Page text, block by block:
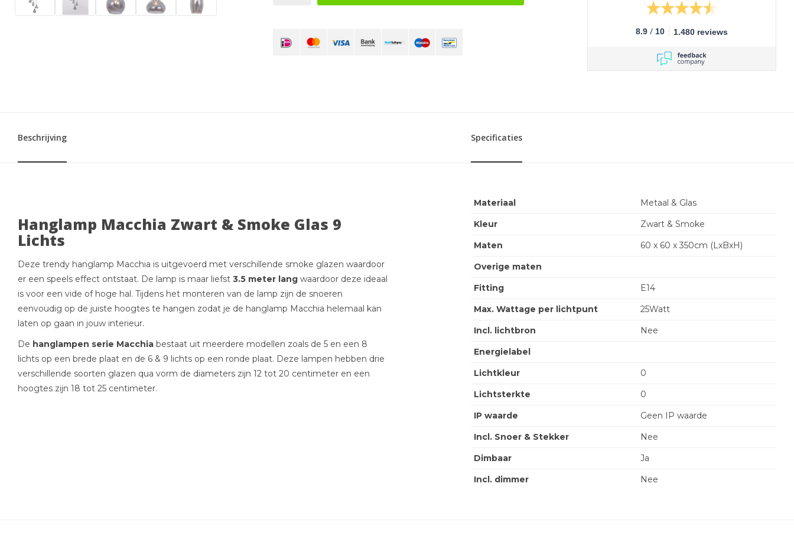
8.9 / 10 1.480 reviews
Beschrijving Specificaties
Hanglamp Macchia Zwart & Smoke Glas 9
Lichts
Deze trendy hanglamp Macchia is uitgevoerd met verschillende smoke glazen waardoor
er een speels effect ontstaat. De lamp is maar liefst 3.5 meter lang waardoor deze ideaal
is voor een vide of hoge hal. Tijdens het monteren van de lamp zijn de snoeren
eenvoudig op de juiste hoogtes te hangen zodat je de hanglamp Macchia helemaal kan
laten op gaan in jouw interieur.
De hanglampen serie Macchia bestaat uit meerdere modellen zoals de 5 en een 8
lichts op een brede plaat en de 6 & 9 lichts op een ronde plaat. Deze lampen hebben drie
verschillende soorten glazen qua vorm de diameters zijn 12 tot 20 centimeter en een
hoogtes zijn 18 tot 25 centimeter.
Materiaal
Metaal & Glas
Kleur
Zwart & Smoke
Maten
60 x 60 x 350cm (LxBxH)
Overige maten
Fitting
E14
Max. Wattage per lichtpunt
25Watt
Incl. lichtbron
Nee
Energielabel
Lichtkleur
0
Lichtsterkte
0
IP waarde
Geen IP waarde
Incl. Snoer & Stekker
Nee
Dimbaar
Ja
Incl. dimmer
Nee